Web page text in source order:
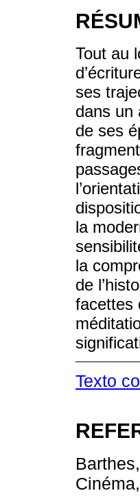
Tout au
ses
dans un
de ses
la
la
de
facettes
Texto